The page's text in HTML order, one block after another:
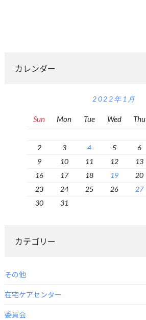
カレンダー
2022年1月
Sun Mon Tue Wed Thu
2
3 4 5 6
9
10 11 12 13
16
17 18 19 20
23
24 25 26 27
30
31
カテゴリー
その他
在宅ケアセンター
委員会